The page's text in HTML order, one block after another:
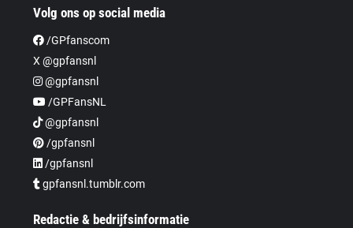
Volg ons op social media
/GPfanscom
X @gpfansnl
@gpfansnl
/GPFansNL
@gpfansnl
/gpfansnl
/gpfansnl
gpfansnl.tumblr.com
Redactie & bedrijfsinformatie